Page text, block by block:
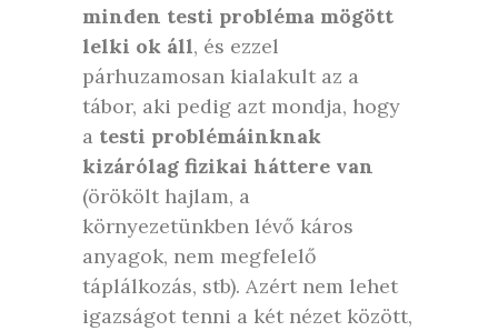
minden testi probléma mögött
lelki ok áll, és ezzel
párhuzamosan kialakult az a
tábor, aki pedig azt mondja, hogy
a testi problémáinknak
kizárólag fizikai háttere van
(örökölt hajlam, a
környezetünkben lévő káros
anyagok, nem megfelelő
táplálkozás, stb). Azért nem lehet
igazságot tenni a két nézet között,